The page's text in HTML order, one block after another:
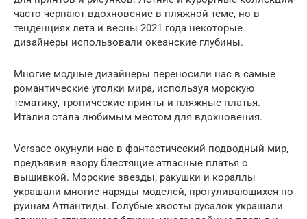
часто черпают вдохновение в пляжной теме, но в
тенденциях лета и весны 2021 года некоторые
дизайнеры использовали океанские глубины.
Многие модные дизайнеры переносили нас в самые
романтические уголки мира, используя морскую
тематику, тропические принты и пляжные платья.
Италия стала любимым местом для вдохновения.
Versace окунули нас в фантастический подводный мир,
предъявив взору блестящие атласные платья с
вышивкой. Морские звезды, ракушки и кораллы
украшали многие наряды моделей, прогуливающихся по
руинам Атлантиды. Голубые хвосты русалок украшали